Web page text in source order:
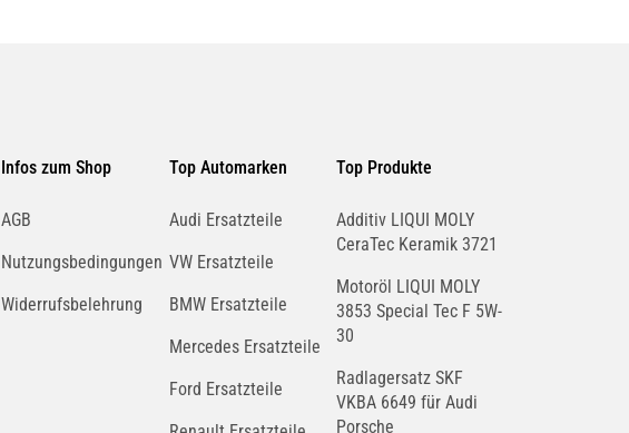
Infos zum Shop
AGB
Nutzungsbedingungen
Widerrufsbelehrung
Top Automarken
Audi Ersatzteile
VW Ersatzteile
BMW Ersatzteile
Mercedes Ersatzteile
Ford Ersatzteile
Top Produkte
Additiv LIQUI MOLY
CeraTec Keramik 3721
Motoröl LIQUI MOLY
3853 Special Tec F 5W-
30
Radlagersatz SKF
VKBA 6649 für Audi
Porsche